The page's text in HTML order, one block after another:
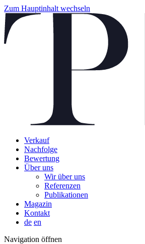
Zum Hauptinhalt wechseln
Verkauf
Nachfolge
Bewertung
Über uns
Wir über uns
Referenzen
Publikationen
Magazin
Kontakt
de en
Navigation öffnen